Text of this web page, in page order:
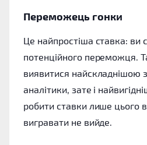
Переможець гонки
Це найпростіша ставка: ви
потенційного переможця.
виявитися найскладнішою
аналітики, зате і
робити ставки лише цього
вигравати не вийде.